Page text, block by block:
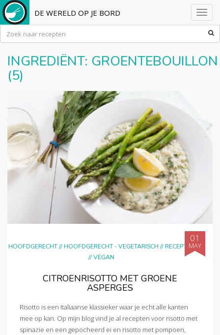
DE WERELD OP JE BORD
INGREDIËNT: GROENTEBOUILLON
(5)
HOOFDGERECHT//HOOFDGERECHT - VEGETARISCH //RECEPTEN
//VEGAN
01
MAY
CITROENRISOTTO MET GROENE
ASPERGES
Risotto is een Italiaanse klassieker waar je echt alle kanten
mee op kan. Op mijn blog vind je al recepten voor risotto met
spinazie en een gepocheerd ei en risotto met pompoen,